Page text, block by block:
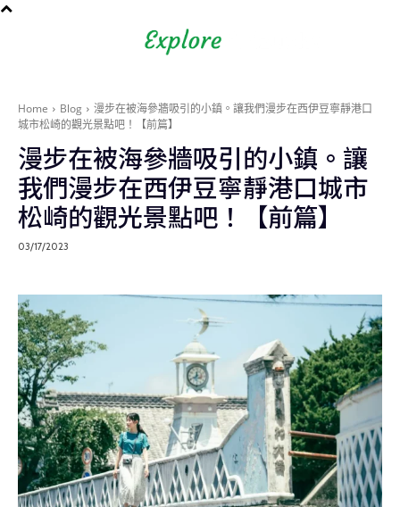
Home Blog
漫步在被海參牆吸引的小鎮。讓我們漫步在西伊豆寧靜港口
城市松崎的觀光景點吧！【前篇】
漫步在被海參牆吸引的小鎮。讓
我們漫步在西伊豆寧靜港口城市
松崎的觀光景點吧！【前篇】
03/17/2023